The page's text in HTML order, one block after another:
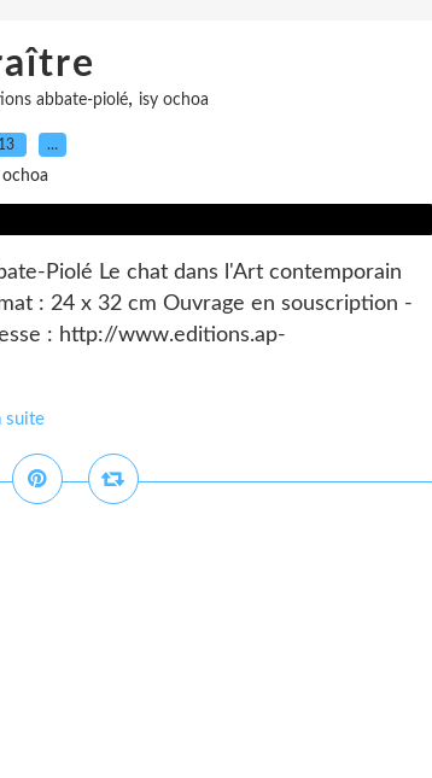
abbate-piolé, isy ochoa
…
ochoa
Piolé Le chat dans l'Art contemporain
: 24 x 32 cm Ouvrage en souscription -
: http://www.editions.ap-
suite